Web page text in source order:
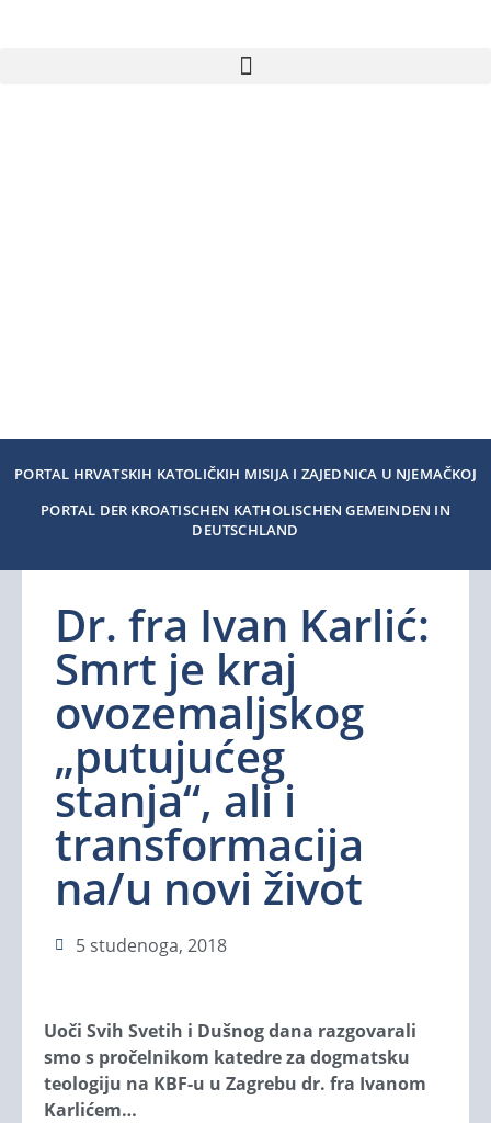
PORTAL HRVATSKIH KATOLIČKIH MISIJA I ZAJEDNICA U NJEMAČKOJ
PORTAL DER KROATISCHEN KATHOLISCHEN GEMEINDEN IN
DEUTSCHLAND
Dr. fra Ivan Karlić:
Smrt je kraj
ovozemaljskog
„putujućeg
stanja“, ali i
transformacija
na/u novi život
5 studenoga, 2018
Uoči Svih Svetih i Dušnog dana razgovarali
smo s pročelnikom katedre za dogmatsku
teologiju na KBF-u u Zagrebu dr. fra Ivanom
Karlićem…